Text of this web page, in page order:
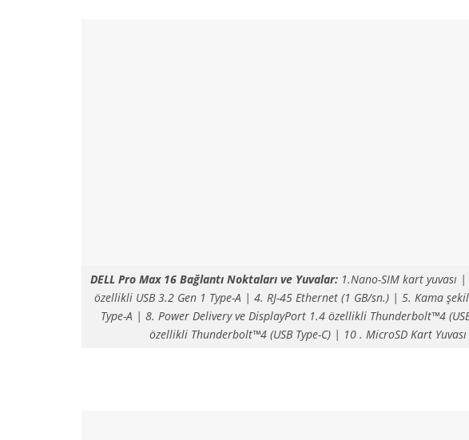
DELL Pro Max 16 Bağlantı Noktaları ve Yuvalar: 1.Nano-SIM kart yuvası
özellikli USB 3.2 Gen 1 Type-A | 4. RJ-45 Ethernet (1 GB/sn.) | 5. Kama
Type-A | 8. Power Delivery ve DisplayPort 1.4 özellikli Thunderbolt™4
özellikli Thunderbolt™4 (USB Type-C) | 10 . MicroSD Kart